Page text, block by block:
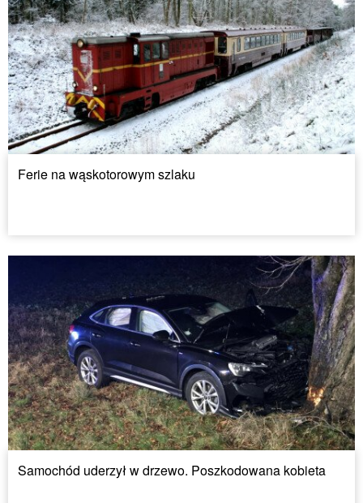
Ferie na wąskotorowym szlaku
Samochód uderzył w drzewo. Poszkodowana kobieta